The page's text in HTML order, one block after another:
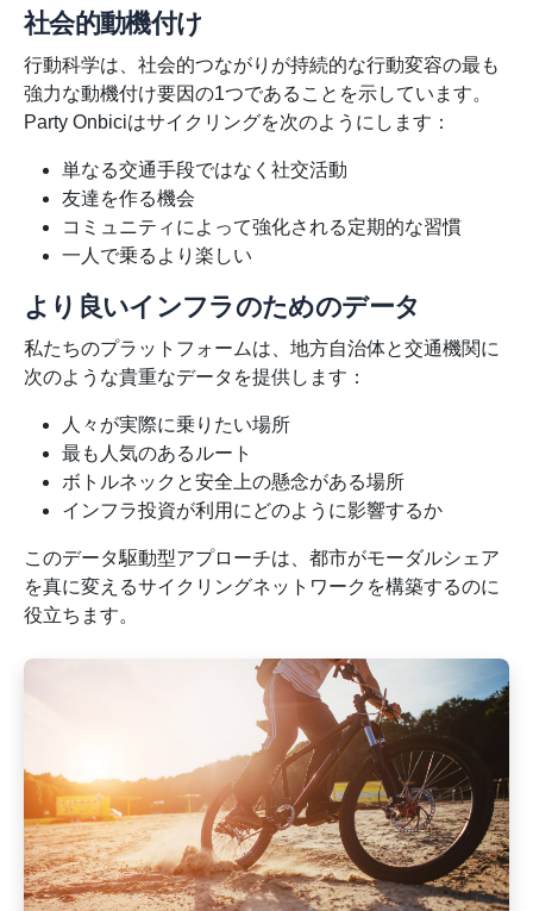
社会的動機付け
行動科学は、社会的つながりが持続的な行動変容の最も
強力な動機付け要因の1つであることを示しています。
Party Onbiciはサイクリングを次のようにします：
単なる交通手段ではなく社交活動
友達を作る機会
コミュニティによって強化される定期的な習慣
一人で乗るより楽しい
より良いインフラのためのデータ
私たちのプラットフォームは、地方自治体と交通機関に
次のような貴重なデータを提供します：
人々が実際に乗りたい場所
最も人気のあるルート
ボトルネックと安全上の懸念がある場所
インフラ投資が利用にどのように影響するか
このデータ駆動型アプローチは、都市がモーダルシェア
を真に変えるサイクリングネットワークを構築するのに
役立ちます。